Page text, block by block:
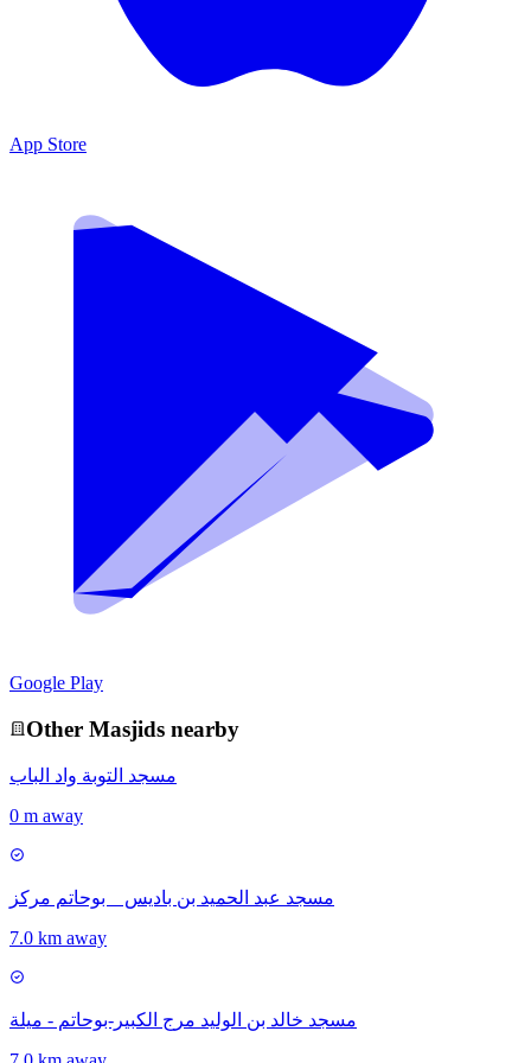
App Store
Google Play
Other Masjids nearby
مسجد التوبة واد الباب
0 m away
مسجد عبد الحميد بن باديس _ بوحاتم مركز
7.0 km away
مسجد خالد بن الوليد مرج الكبير-بوحاتم - ميلة